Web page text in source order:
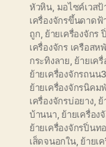
หัวหิน มอไซค์เวสป้
เครื่องจักรขึ้นดาดฟ้
ถูก ย้ายเครื่องจักร
เครื่องจักร เครือส
กระทิงลาย ย้ายเค
ย้ายเครื่องจักรถนน
ย้ายเครื่องจักรนิค
เครื่องจักรบ่อยาง, ย้
บ้านนา ย้ายเครื่อง
ย้ายเครื่องจักรปิ่นท
เส็ดจนอกใน, ย้ายเ